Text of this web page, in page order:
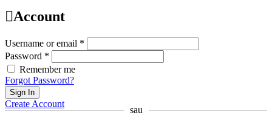
Account
Username or email *
Password *
Remember me
Forgot Password?
Sign In
Create Account
sau